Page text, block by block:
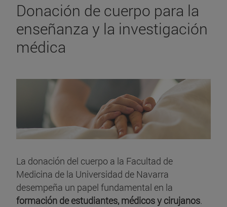
Donación de cuerpo para la
enseñanza y la investigación
médica
La donación del cuerpo a la Facultad de
Medicina de la Universidad de Navarra
desempeña un papel fundamental en la
formación de estudiantes, médicos y cirujanos.